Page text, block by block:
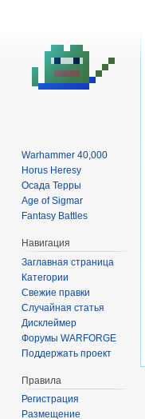
Warhammer 40,000
Horus Heresy
Осада Терры
Age of Sigmar
Fantasy Battles
Навигация
Заглавная страница
Категории
Свежие правки
Случайная статья
Дисклеймер
Форумы WARFORGE
Поддержать проект
Правила
Регистрация
Размещение